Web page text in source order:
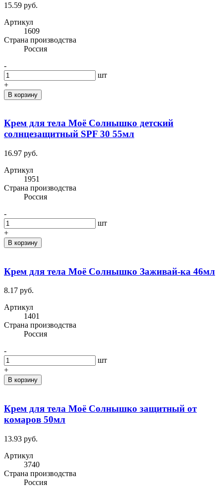
15.59 руб.
Артикул
1609
Cтрана производства
Россия
-
шт
+
В корзину
Крем для тела Моё Солнышко детский
солнцезащитный SPF 30 55мл
16.97 руб.
Артикул
1951
Cтрана производства
Россия
-
шт
+
В корзину
Крем для тела Моё Солнышко Заживай-ка 46мл
8.17 руб.
Артикул
1401
Cтрана производства
Россия
-
шт
+
В корзину
Крем для тела Моё Солнышко защитный от
комаров 50мл
13.93 руб.
Артикул
3740
Cтрана производства
Россия